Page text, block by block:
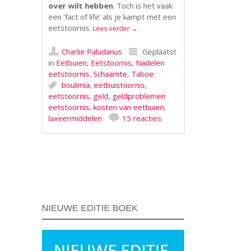
over wilt hebben. Toch is het vaak
een ‘fact of life’ als je kampt met een
eetstoornis.Lees verder →
Charlie Paludanus
Geplaatst
in Eetbuien, Eetstoornis, Nadelen
eetstoornis,Schaamte, Taboe
boulimia,eetbuistoornis,
eetstoornis, geld, geldproblemen
eetstoornis,kosten van eetbuien,
laxeermiddelen
15 reacties
NIEUWE EDITIE BOEK